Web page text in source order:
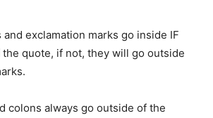
and exclamation marks go inside IF
quote, if not, they will go outside
colons always go outside of the